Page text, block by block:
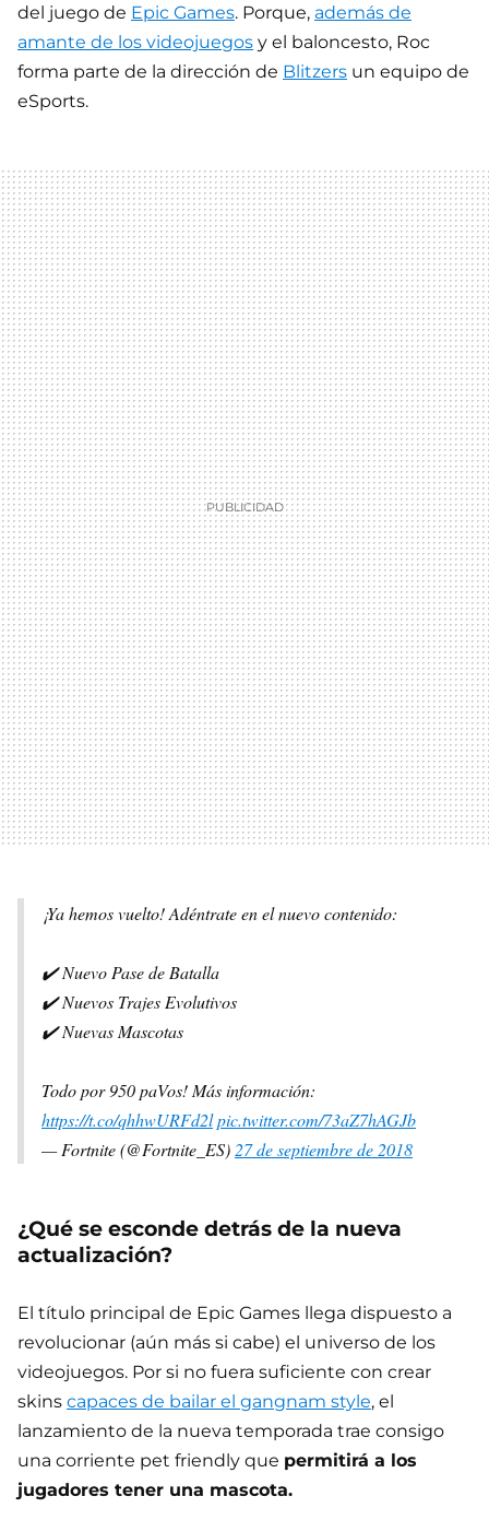
del juego de Epic Games. Porque, además de
amante de los videojuegos y el baloncesto, Roc
forma parte de la dirección de Blitzers un equipo de
eSports.
¡Ya hemos vuelto! Adéntrate en el nuevo contenido:
✔️ Nuevo Pase de Batalla
✔️ Nuevos Trajes Evolutivos
✔️ Nuevas Mascotas
Todo por 950 paVos! Más información:
https://t.co/qhhwURFd2lpic.twitter.com/73aZ7hAGJb
— Fortnite (@Fortnite_ES) 27 de septiembre de 2018
¿Qué se esconde detrás de la nueva
actualización?
El título principal de Epic Games llega dispuesto a
revolucionar (aún más si cabe) el universo de los
videojuegos. Por si no fuera suficiente con crear
skins capaces de bailar el gangnam style, el
lanzamiento de la nueva temporada trae consigo
una corriente pet friendly que permitirá a los
jugadores tener una mascota.